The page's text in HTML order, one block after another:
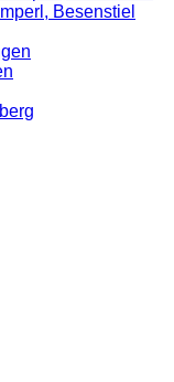
Besenstiel